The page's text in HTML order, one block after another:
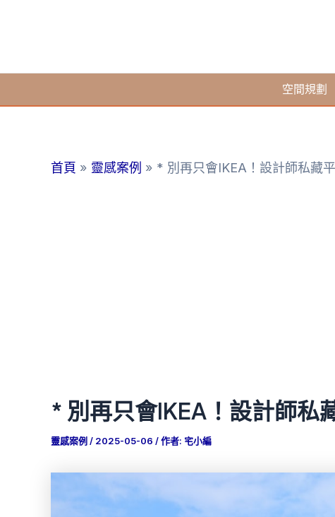
要
空間規劃
首頁 靈感案例 * 別再只會IKEA！設計師私藏
* 別再只會IKEA！設計師私
靈感案例 / 2025-05-06 / 作者: 宅小編